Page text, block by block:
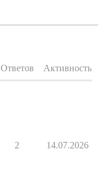
Ответов Активность
2 14.07.2026